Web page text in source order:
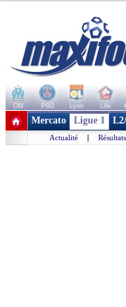
OM PSG Lyon Lille
+ de clubs
Mercato Ligue 1
Actualité |